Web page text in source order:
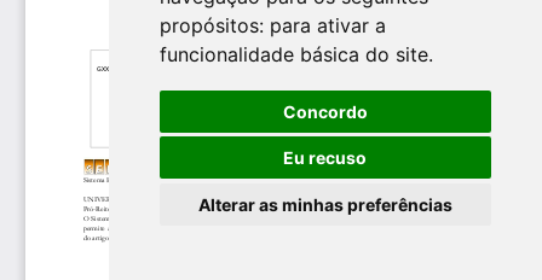
propósitos: para ativar a
funcionalidade básica do site.
Concordo
Eu recuso
Alterar as minhas preferências